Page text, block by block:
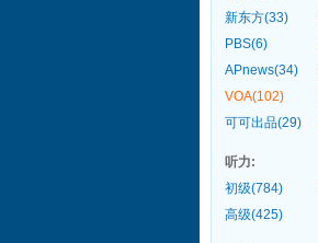
新东方(33)
PBS(6)
APnews(34)
VOA(102)
可可出品(29)
听力:
初级(784)
高级(425)